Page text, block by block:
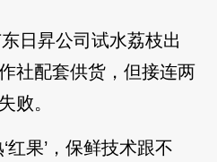
日昇公司试水荔枝出
社配套供货，但接连两
败。
红果’，保鲜技术跟不